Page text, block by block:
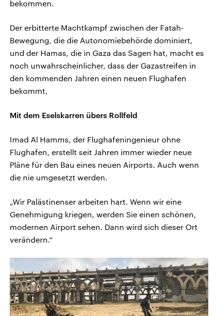
bekommen.
Der erbitterte Machtkampf zwischen der Fatah-
Bewegung, die die Autonomiebehörde dominiert,
und der Hamas, die in Gaza das Sagen hat, macht es
noch unwahrscheinlicher, dass der Gazastreifen in
den kommenden Jahren einen neuen Flughafen
bekommt.
Mit dem Eselskarren übers Rollfeld
Imad Al Hamms, der Flughafeningenieur ohne
Flughafen, erstellt seit Jahren immer wieder neue
Pläne für den Bau eines neuen Airports. Auch wenn
die nie umgesetzt werden.
„Wir Palästinenser arbeiten hart. Wenn wir eine
Genehmigung kriegen, werden Sie einen schönen,
modernen Airport sehen. Dann wird sich dieser Ort
verändern.“